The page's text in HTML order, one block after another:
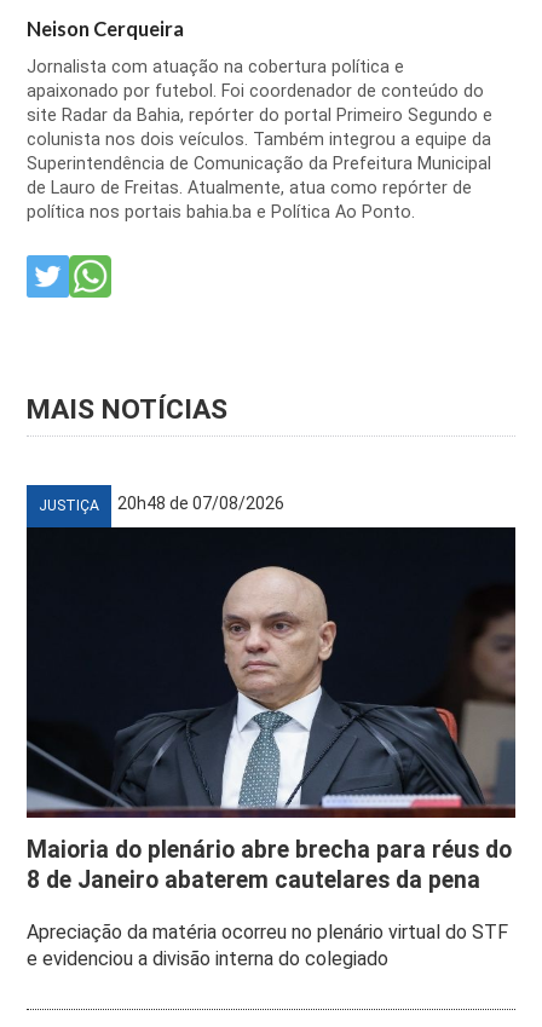
Neison Cerqueira
Jornalista com atuação na cobertura política e
apaixonado por futebol. Foi coordenador de conteúdo do
site Radar da Bahia, repórter do portal Primeiro Segundo e
colunista nos dois veículos. Também integrou a equipe da
Superintendência de Comunicação da Prefeitura Municipal
de Lauro de Freitas. Atualmente, atua como repórter de
política nos portais bahia.ba e Política Ao Ponto.
MAIS NOTÍCIAS
JUSTIÇA 20h48 de 07/08/2026
Maioria do plenário abre brecha para réus do
8 de Janeiro abaterem cautelares da pena
Apreciação da matéria ocorreu no plenário virtual do STF
e evidenciou a divisão interna do colegiado